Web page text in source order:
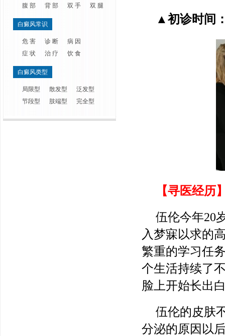
▲初诊时间
【寻医经历
伍伦今年20
入梦寐以求的
繁重的学习任
个生活持续了
脸上开始长出
伍伦的皮肤
分泌的原因以
腹 部
背 部 双 手 双 腿
白癜风常识
危 害 诊 断
病 因
症 状
治 疗 饮 食
白癜风类型
局限型 散发型
泛发型
节段型
肢端型 完全型